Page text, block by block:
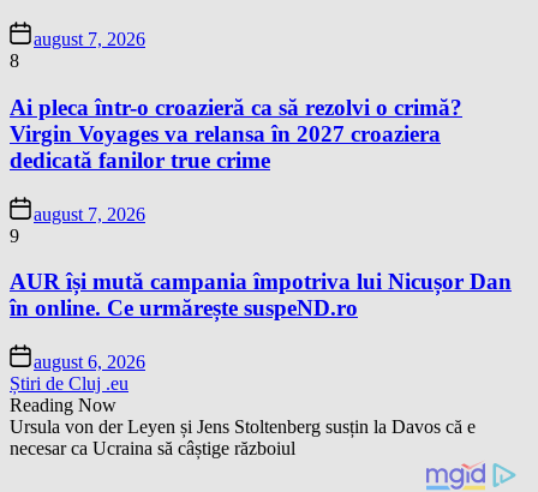
august 7, 2026
8
Ai pleca într-o croazieră ca să rezolvi o crimă?
Virgin Voyages va relansa în 2027 croaziera
dedicată fanilor true crime
august 7, 2026
9
AUR își mută campania împotriva lui Nicușor Dan
în online. Ce urmărește suspeND.ro
august 6, 2026
Știri de Cluj .eu
Reading Now
Ursula von der Leyen și Jens Stoltenberg susțin la Davos că e
necesar ca Ucraina să câștige războiul